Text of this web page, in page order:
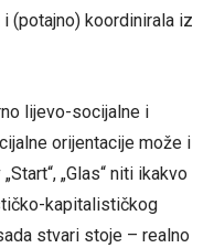
(potajno) koordinirala iz
lijevo-socijalne i
orijentacije može i
„Glas“ niti ikakvo
kapitalističkog
stvari stoje – realno